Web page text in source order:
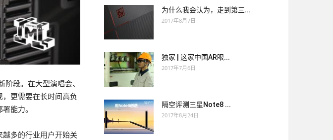
阶段。在大型演唱会、
更需要在长时间高负
能力。
多的行业用户开始关
为什么我会认为，走到第三...
2017年8月7日
独家 | 这家中国AR眼...
2017年7月6日
隔空评测三星Note8 ...
2017年8月24日